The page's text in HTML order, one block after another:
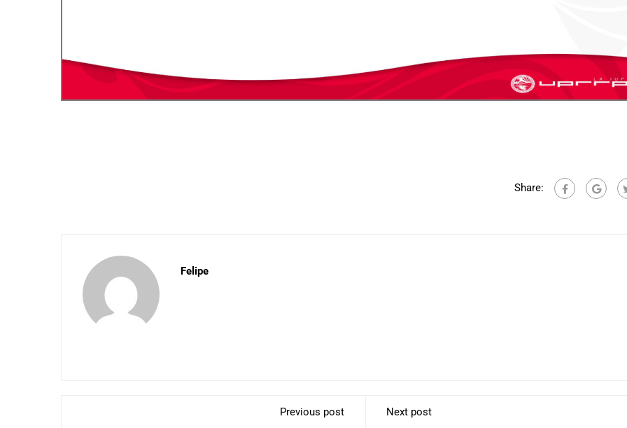
Share:
Felipe
Previous post Next post